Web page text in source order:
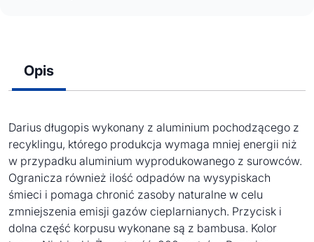
Opis
Darius długopis wykonany z aluminium pochodzącego z
recyklingu, którego produkcja wymaga mniej energii niż
w przypadku aluminium wyprodukowanego z surowców.
Ogranicza również ilość odpadów na wysypiskach
śmieci i pomaga chronić zasoby naturalne w celu
zmniejszenia emisji gazów cieplarnianych. Przycisk i
dolna część korpusu wykonane są z bambusa. Kolor